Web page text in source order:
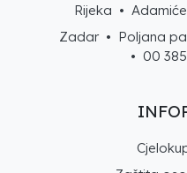
Rijeka •
Zadar • Poljana
• 00